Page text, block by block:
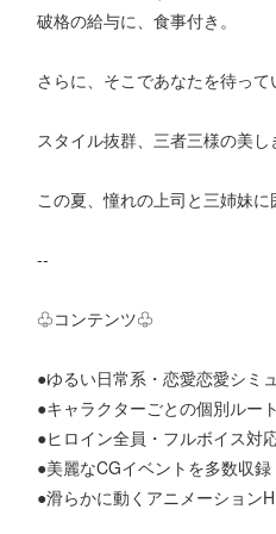
破格の給与に、食事付き。
さらに、そこであなたを待っ
スタイル抜群、三者三様の美し
この夏、憧れの上司と三姉妹
--
♧コンテンツ♧
●ゆるい日常系・恋愛恋愛シミ
●キャラクターごとの個別ルー
●ヒロイン全員・フルボイス対
●美麗なCGイベントを多数収録
●滑らかに動くアニメーション